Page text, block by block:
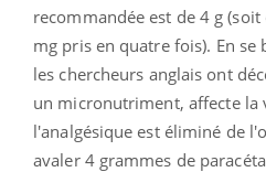
recommandée est de 4 g
mg pris en quatre fois). En se
les chercheurs anglais ont
un micronutriment, affecte la
l'analgésique est éliminé de
avaler 4 grammes de